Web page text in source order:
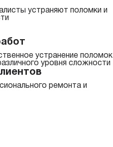
устраняют поломки и
устранение поломок
уровня сложности
ремонта и